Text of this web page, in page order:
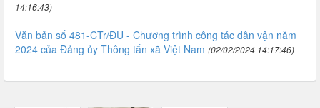
14:16:43)
Văn bản số 481-CTr/ĐU - Chương trình công tác dân vận năm
2024 của Đảng ủy Thông tấn xã Việt Nam (02/02/2024 14:17:46)